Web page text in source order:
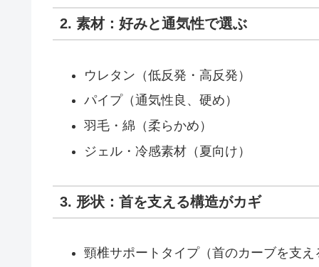
2. 素材：好みと通気性で選ぶ
ウレタン（低反発・高反発）
パイプ（通気性良、硬め）
羽毛・綿（柔らかめ）
ジェル・冷感素材（夏向け）
3. 形状：首を支える構造がカギ
頸椎サポートタイプ（首のカーブを支え